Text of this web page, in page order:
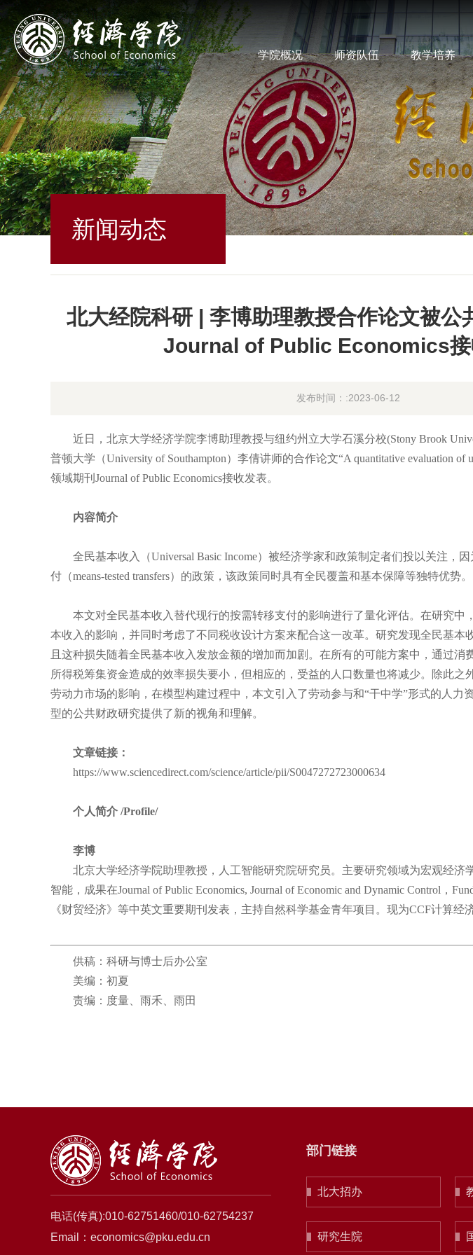
学院概况 师资队伍 教学培养
新闻动态
北大经院科研 | 李博助理教授合作论文被公
Journal of Public Economics接
发布时间：:2023-06-12
近日，北京大学经济学院李博助理教授与纽约州立大学石溪分校(Stony Brook
普顿大学（University of Southampton）李倩讲师的合作论文“A quantitative evaluation of
领域期刊Journal of Public Economics接收发表。
内容简介
全民基本收入（Universal Basic Income）被经济学家和政策制定者们投以关注，
付（means-tested transfers）的政策，该政策同时具有全民覆盖和基本保障等独特优势。
本文对全民基本收入替代现行的按需转移支付的影响进行了量化评估。在研究中
本收入的影响，并同时考虑了不同税收设计方案来配合这一改革。研究发现全民基本
且这种损失随着全民基本收入发放金额的增加而加剧。在所有的可能方案中，通过消
所得税筹集资金造成的效率损失要小，但相应的，受益的人口数量也将减少。除此之
劳动力市场的影响，在模型构建过程中，本文引入了劳动参与和“干中学”形式的人力
型的公共财政研究提供了新的视角和理解。
文章链接：
https://www.sciencedirect.com/science/article/pii/S0047272723000634
个人简介 /Profile/
李博
北京大学经济学院助理教授，人工智能研究院研究员。主要研究领域为宏观经济
智能，成果在Journal of Public Economics, Journal of Economic and Dynamic Control，
《财贸经济》等中英文重要期刊发表，主持自然科学基金青年项目。现为CCF计算经
供稿：科研与博士后办公室
美编：初夏
责编：度量、雨禾、雨田
电话(传真):010-62751460/010-62754237
Email：economics@pku.edu.cn
部门链接
北大招办
研究生院